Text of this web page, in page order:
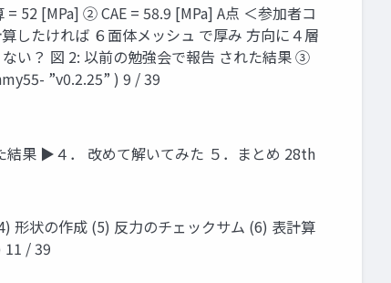
52 [MPa] ② CAE = 58.9 [MPa] A点 ＜参加者コ
したければ ６面体メッシュ で厚み 方向に４層
い？ 図 2: 以前の勉強会で報告 された結果 ③
”v0.2.25” ) 9 / 39
結果 ▶４． 改めて解いてみた ５．まとめ 28th
形状の作成 (5) 反力のチェックサム (6) 表計算
11 / 39